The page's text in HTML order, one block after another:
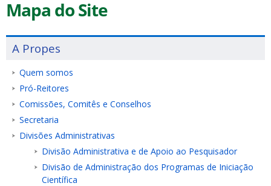
Mapa do Site
A Propes
Quem somos
Pró-Reitores
Comissões, Comitês e Conselhos
Secretaria
Divisões Administrativas
Divisão Administrativa e de Apoio ao Pesquisador
Divisão de Administração dos Programas de Iniciação
Científica